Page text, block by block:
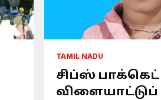
TAMIL NADU
சிப்ஸ்